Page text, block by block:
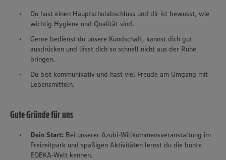
Du hast einen Hauptschulabschluss und dir ist bewusst, wie
wichtig Hygiene und Qualität sind.
Gerne bedienst du unsere Kundschaft, kannst dich gut
ausdrücken und lässt dich so schnell nicht aus der Ruhe
bringen.
Du bist kommunikativ und hast viel Freude am Umgang mit
Lebensmitteln.
Gute Gründe für uns
Dein Start: Bei unserer Azubi-Willkommensveranstaltung im
Freizeitpark und spaßigen Aktivitäten lernst du die bunte
EDEKA-Welt kennen.